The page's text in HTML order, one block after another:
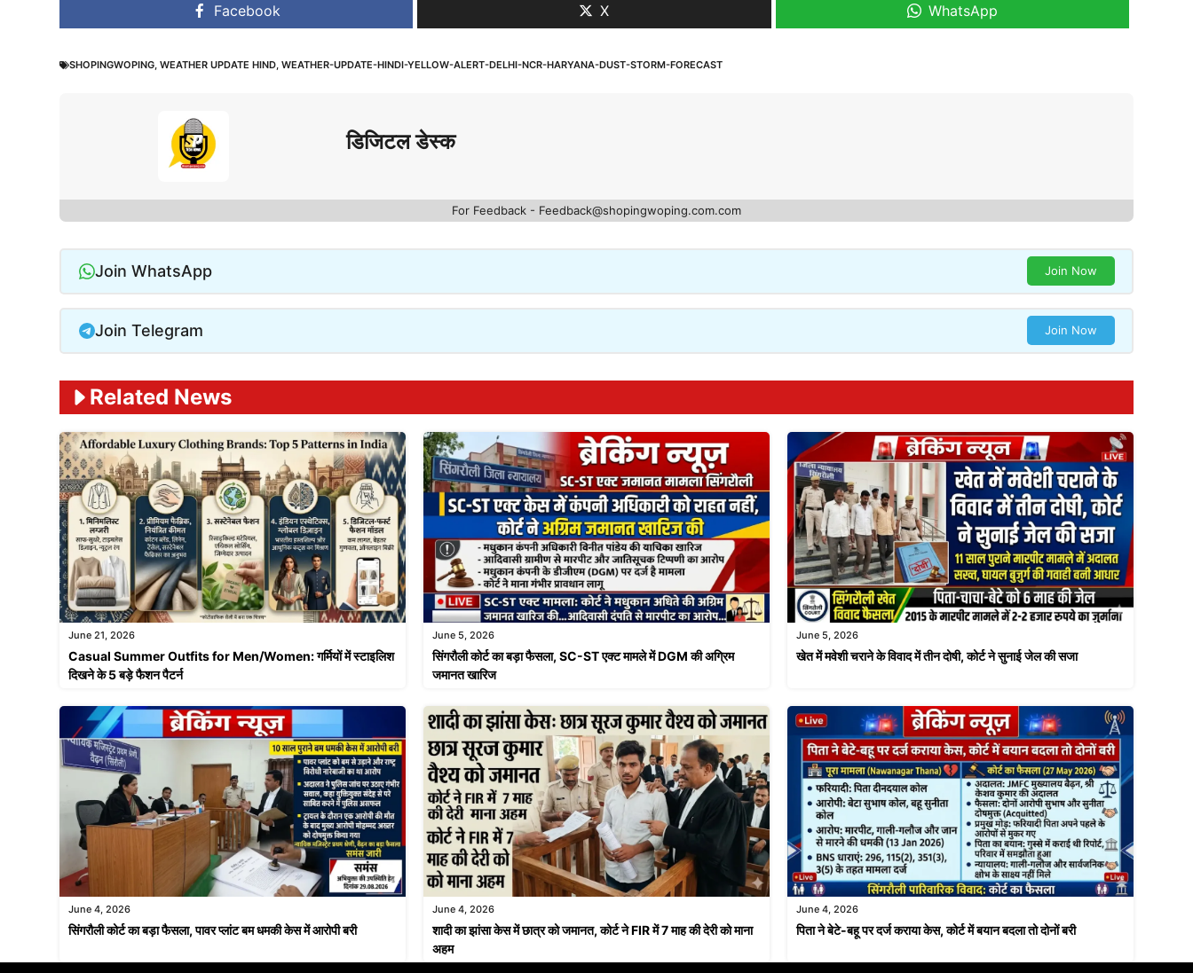
Facebook X WhatsApp
SHOPINGWOPING, WEATHER UPDATE HIND, WEATHER-UPDATE-HINDI-YELLOW-ALERT-DELHI-NCR-HARYANA-DUST-STORM-FORECAST
डिजिटल डेस्क
For Feedback - Feedback@shopingwoping.com.com
Join WhatsApp Join Now
Join Telegram Join Now
Related News
June 21, 2026
Casual Summer Outfits for Men/Women: गर्मियों में स्टाइलिश
दिखने के 5 बड़े फैशन पैटर्न
June 5, 2026
सिंगरौली कोर्ट का बड़ा फैसला, SC-ST एक्ट मामले में DGM की अग्रिम
जमानत खारिज
June 5, 2026
खेत में मवेशी चराने के विवाद में तीन दोषी, कोर्ट ने सुनाई जेल की सजा
June 4, 2026
सिंगरौली कोर्ट का बड़ा फैसला, पावर प्लांट बम धमकी केस में आरोपी बरी
June 4, 2026
शादी का झांसा केस में छात्र को जमानत, कोर्ट ने FIR में 7 माह की देरी को माना
अहम
June 4, 2026
पिता ने बेटे-बहू पर दर्ज कराया केस, कोर्ट में बयान बदला तो दोनों बरी